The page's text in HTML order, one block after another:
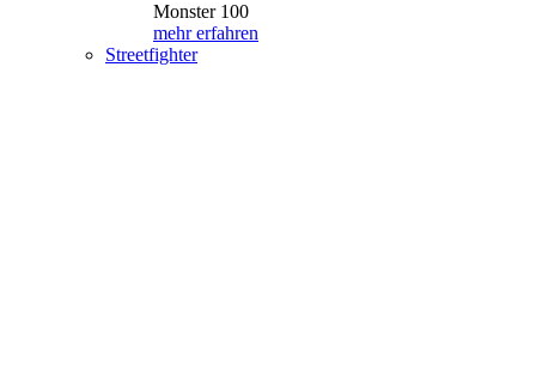
Monster 100
mehr erfahren
Streetfighter